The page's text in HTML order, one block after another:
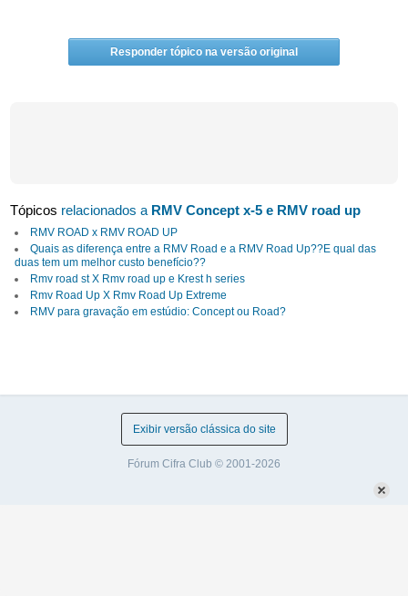
Responder tópico na versão original
Tópicos relacionados a RMV Concept x-5 e RMV road up
RMV ROAD x RMV ROAD UP
Quais as diferença entre a RMV Road e a RMV Road Up??E qual das
duas tem um melhor custo benefício??
Rmv road st X Rmv road up e Krest h series
Rmv Road Up X Rmv Road Up Extreme
RMV para gravação em estúdio: Concept ou Road?
Exibir versão clássica do site
Fórum Cifra Club © 2001-2026